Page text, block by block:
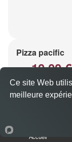
Pizza pacific
Dès10.00 €
Base crème
Accueil
Ce site Web
meilleure